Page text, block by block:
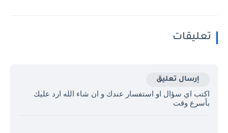
تعليقات
إرسال تعليق
اكتب اي سؤال او استفسار عندك و ان شاء الله ارد عليك
بأسرع وقت